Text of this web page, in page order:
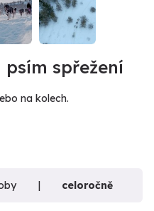
spřežení
na kolech.
celoročně